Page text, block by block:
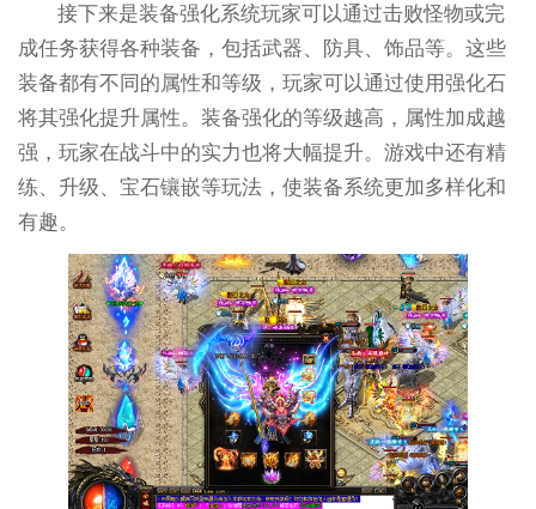
接下来是装备强化系统玩家可以通过击败怪物或完
成任务获得各种装备，包括武器、防具、饰品等。这些
装备都有不同的属性和等级，玩家可以通过使用强化石
将其强化提升属性。装备强化的等级越高，属性加成越
强，玩家在战斗中的实力也将大幅提升。游戏中还有精
练、升级、宝石镶嵌等玩法，使装备系统更加多样化和
有趣。